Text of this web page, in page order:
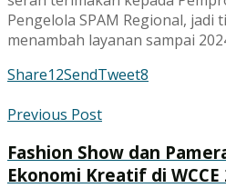
Pengelola SPAM Regional, jadi
menambah layanan sampai
Share12SendTweet8
Previous Post
Fashion Show dan
Ekonomi Kreatif di WCCE